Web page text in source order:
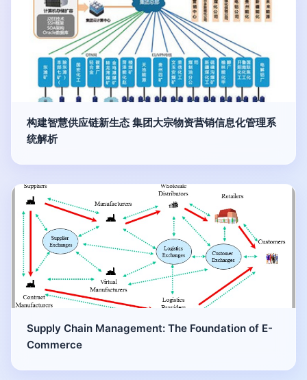
构建智慧供应链新生态 集团大宗物资营销信息化管理系
统解析
Supply Chain Management: The Foundation of E-
Commerce